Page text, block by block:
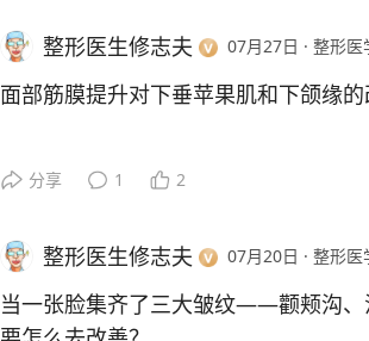
肪室下滑、堆积在轮廓边缘，就形成了
袋，脸变方变大，同时将皮肤挤压出褶
整形医生修志夫 07月27日 · 整形医
面部筋膜提升对下垂苹果肌和下颌缘的
推移，人开始老了，脂肪垫们渐行渐远
我们做面部筋膜提升，就用网兜状立
肪垫重新聚在一起，让塑形成年轻时的
分享 1 2
整形医生修志夫 07月20日 · 整形医
当一张脸集齐了三大皱纹——颧颊沟、